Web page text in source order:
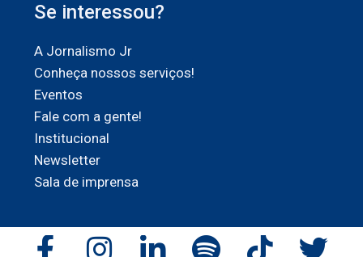
Se interessou?
A Jornalismo Jr
Conheça nossos serviços!
Eventos
Fale com a gente!
Institucional
Newsletter
Sala de imprensa